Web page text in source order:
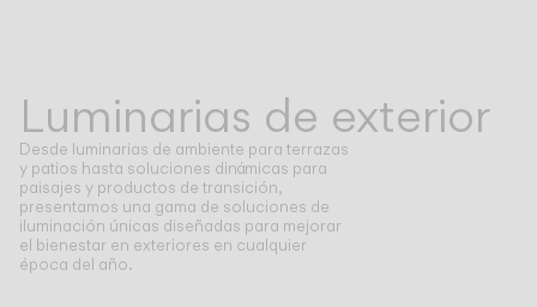
Pie y sobremesa
Techo
Pared
Exterior
DESCUBRE
COLECCIONES
Luminarias de exterior
Desde luminarias de ambiente para terrazas
y patios hasta soluciones dinámicas para
paisajes y productos de transición,
presentamos una gama de soluciones de
iluminación únicas diseñadas para mejorar
el bienestar en exteriores en cualquier
época del año.